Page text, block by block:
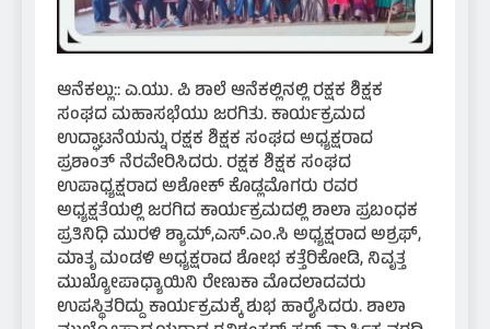
ಆನೆಕಲ್ಲು:: ಎ.ಯು. ಪಿ ಶಾಲೆ ಆನೆಕಲ್ಲಿನಲ್ಲಿ ರಕ್ಷಕ ಶಿಕ್ಷಕ
ಸಂಘದ ಮಹಾಸಭೆಯು ಜರಗಿತು. ಕಾರ್ಯಕ್ರಮದ
ಉದ್ಘಾಟನೆಯನ್ನು ರಕ್ಷಕ ಶಿಕ್ಷಕ ಸಂಘದ ಅಧ್ಯಕ್ಷರಾದ
ಪ್ರಶಾಂತ್ ನೆರವೇರಿಸಿದರು. ರಕ್ಷಕ ಶಿಕ್ಷಕ ಸಂಘದ
ಉಪಾಧ್ಯಕ್ಷರಾದ ಅಶೋಕ್ ಕೊಡ್ಲಮೊಗರು ರವರ
ಅಧ್ಯಕ್ಷತೆಯಲ್ಲಿ ಜರಗಿದ ಕಾರ್ಯಕ್ರಮದಲ್ಲಿ ಶಾಲಾ ಪ್ರಬಂಧಕ
ಪ್ರತಿನಿಧಿ ಮುರಳಿ ಶ್ಯಾಮ್,ಎಸ್.ಎಂ.ಸಿ ಅಧ್ಯಕ್ಷರಾದ ಅಶ್ರಫ್,
ಮಾತೃ ಮಂಡಳಿ ಅಧ್ಯಕ್ಷರಾದ ಶೋಭ ಕತ್ತೆರಿಕೋಡಿ, ನಿವೃತ್ತ
ಮುಖ್ಯೋಪಾಧ್ಯಾಯಿನಿ ರೇಣುಕಾ ಮೊದಲಾದವರು
ಉಪಸ್ಥಿತರಿದ್ದು ಕಾರ್ಯಕ್ರಮಕ್ಕೆ ಶುಭ ಹಾರೈಸಿದರು. ಶಾಲಾ